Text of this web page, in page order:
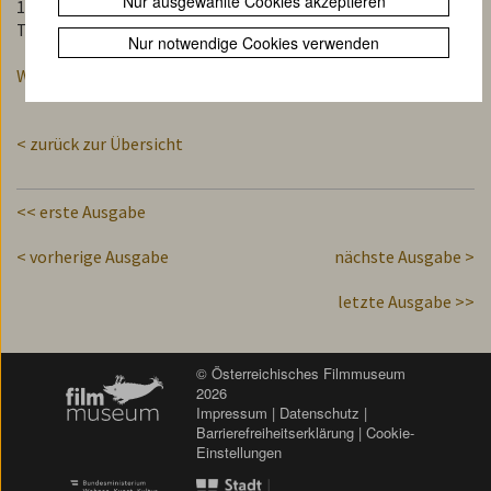
11:09–11:13 / 11:51–11:53
Temirjazev [sic!] = Timirjazev ist der richtige Name.
Weitere Informationen
< zurück zur Übersicht
<< erste Ausgabe
< vorherige Ausgabe nächste Ausgabe >
letzte Ausgabe >>
© Österreichisches Filmmuseum
2026
Impressum | Datenschutz |
Barrierefreiheitserklärung |Cookie-
Einstellungen
Nur notwendige Cookies verwenden